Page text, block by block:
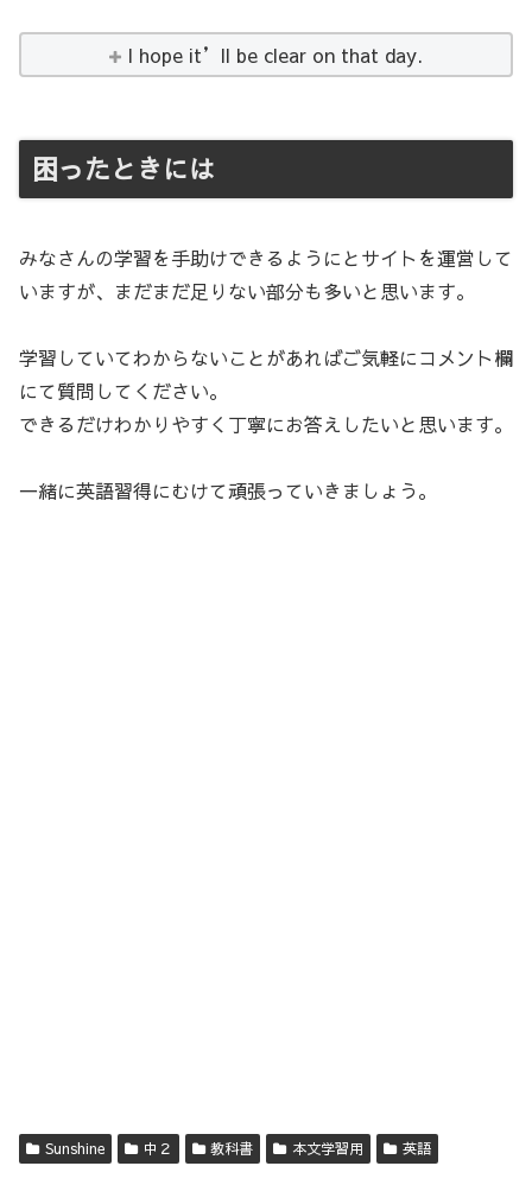
I hope it’ll be clear on that day.
困ったときには
みなさんの学習を手助けできるようにとサイトを運営して
いますが、まだまだ足りない部分も多いと思います。
学習していてわからないことがあればご気軽にコメント欄
にて質問してください。
できるだけわかりやすく丁寧にお答えしたいと思います。
一緒に英語習得にむけて頑張っていきましょう。
Sunshine 中２ 教科書 本文学習用 英語